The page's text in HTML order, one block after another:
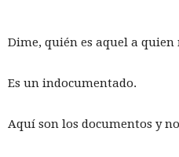
Dime, quién es aquel a
Es un indocumentado.
Aquí son los documentos y